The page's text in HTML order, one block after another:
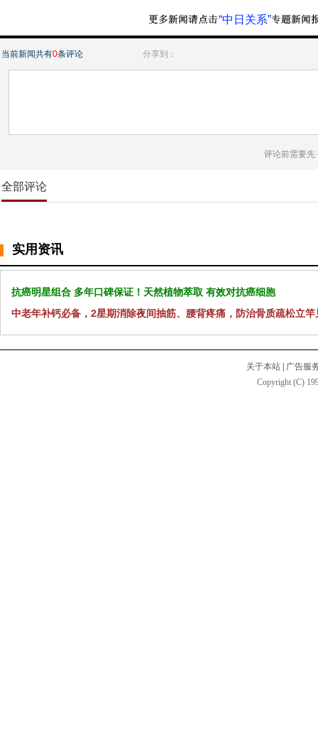
“中日关系”
当前新闻共有0条评论 分享到：
评论前需要先
全部评论
实用资讯
抗癌明星组合 多年口碑保证！天然植物萃取 有效对抗癌细胞
中老年补钙必备，2星期消除夜间抽筋、腰背疼痛，防治骨质疏松立竿
关于本站
广告服
Copyright (C)